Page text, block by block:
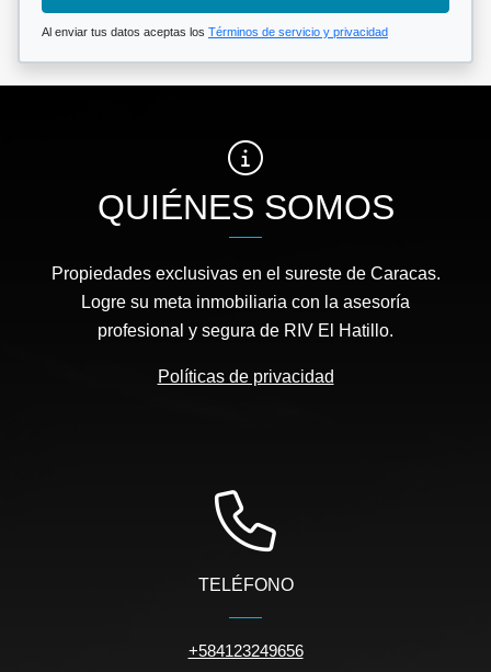
Al enviar tus datos aceptas los Términos de servicio y privacidad
QUIÉNES SOMOS
Propiedades exclusivas en el sureste de Caracas.
Logre su meta inmobiliaria con la asesoría
profesional y segura de RIV El Hatillo.
Políticas de privacidad
TELÉFONO
+584123249656